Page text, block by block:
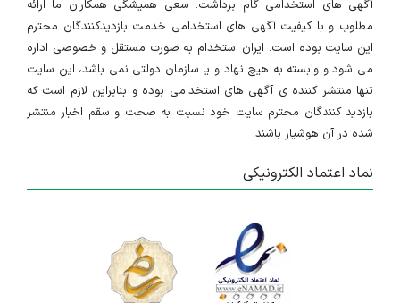
آگهی های استخدامی گام برداشت. سعی همیشگی همکاران ما ارائه
مطلوب و با کیفیت آگهی های استخدامی خدمت بازدیدکنندگان محترم
این سایت بوده است. ایران استخدام به صورت مستقل و خصوصی اداره
می شود و وابسته به هیچ نهاد و یا سازمان دولتی نمی باشد، این سایت
تنها منتشر کننده ی آگهی های استخدامی بوده و بنابراین لازم است که
بازدید کنندگان محترم سایت خود نسبت به صحت و سقم اخبار منتشر
شده در آن هوشیار باشند.
نماد اعتماد الکترونیکی